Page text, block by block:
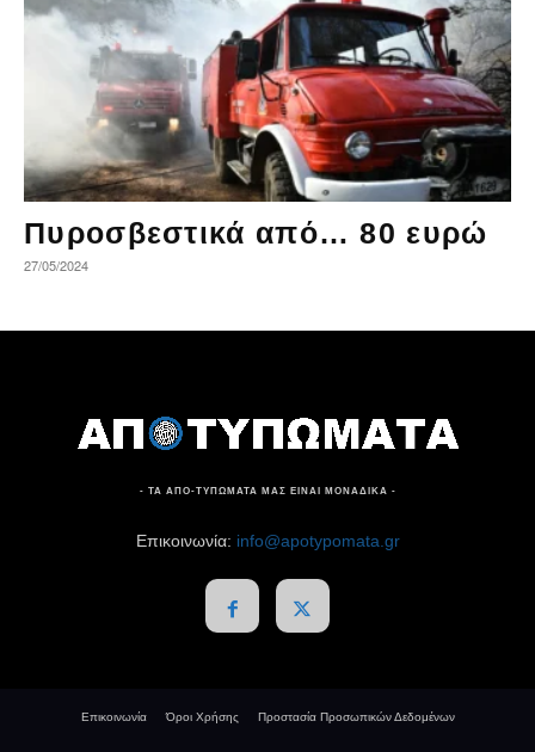
Πυροσβεστικά από… 80 ευρώ
27/05/2024
- ΤΑ ΑΠΟ-ΤΥΠΩΜΑΤΑ ΜΑΣ ΕΙΝΑΙ ΜΟΝΑΔΙΚΑ -
Επικοινωνία: info@apotypomata.gr
Επικοινωνία Όροι Χρήσης Προστασία Προσωπικών Δεδομένων